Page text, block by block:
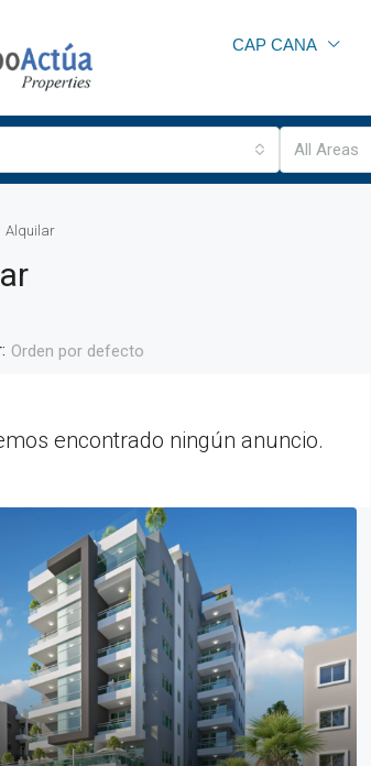
CAP CANA
All Areas
Alquilar
Orden por defecto
encontrado ningún anuncio.